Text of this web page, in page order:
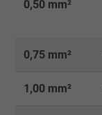
0,50 mm²
0,75 mm²
1,00 mm²